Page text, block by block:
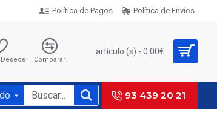
Política de Pagos Política de Envíos
Comparar
artículo (s) - 0.00€
93 439 20 21